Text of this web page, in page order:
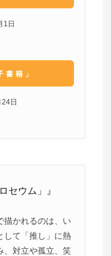
1日
書籍」
日
セウム」』
描かれるのは、い
して「推し」に熱
、対立や孤立、笑